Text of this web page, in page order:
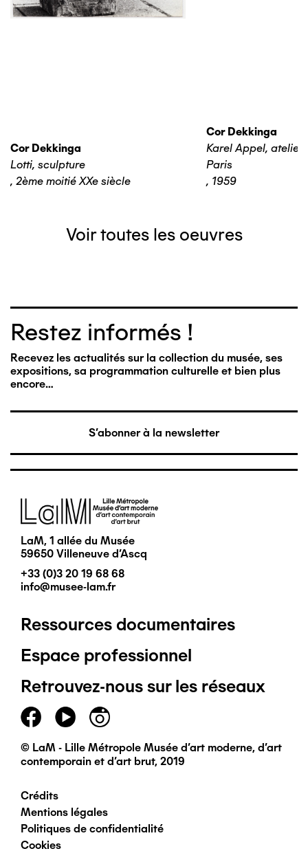
Cor Dekkinga
Lotti, sculpture
, 2ème moitié XXe siècle
Cor Dekkinga
Karel Appel, atelier
Paris
, 1959
Voir toutes les oeuvres
Restez informés !
Recevez les actualités sur la collection du musée, ses
expositions, sa programmation culturelle et bien plus
encore…
S'abonner à la newsletter
Image
LaM, 1 allée du Musée
59650 Villeneuve d'Ascq
+33 (0)3 20 19 68 68
info@musee-lam.fr
Pied
de
page
principal
Ressources documentaires
Espace professionnel
Retrouvez-nous sur les réseaux
© LaM - Lille Métropole Musée d'art moderne, d'art
contemporain et d'art brut, 2019
Pied
de
Crédits
Mentions légales
Politiques de confidentialité
Cookies